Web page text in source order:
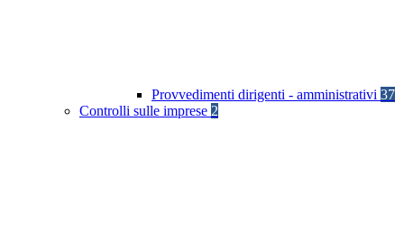
Provvedimenti dirigenti - amministrativi 37
Controlli sulle imprese 2